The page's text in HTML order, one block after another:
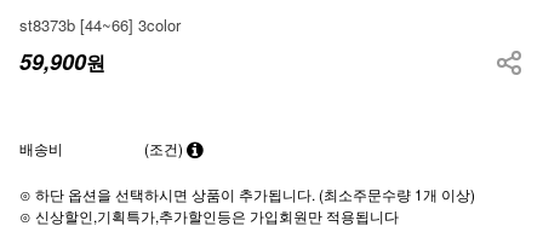
st8373b [44~66] 3color
59,900원
배송비 (조건)
⊙ 하단 옵션을 선택하시면 상품이 추가됩니다. (최소주문수량 1개 이상)
⊙ 신상할인,기획특가,추가할인등은 가입회원만 적용됩니다